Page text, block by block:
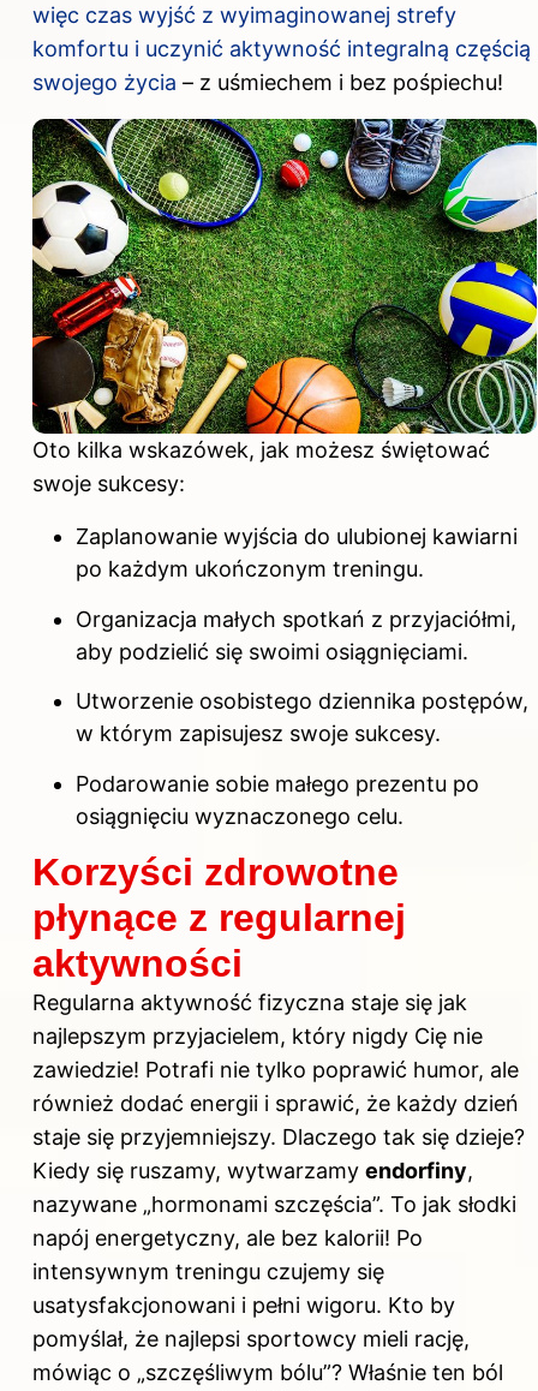
więc czas wyjść z wyimaginowanej strefy
komfortu i uczynić aktywność integralną częścią
swojego życia – z uśmiechem i bez pośpiechu!
Oto kilka wskazówek, jak możesz świętować
swoje sukcesy:
Zaplanowanie wyjścia do ulubionej kawiarni
po każdym ukończonym treningu.
Organizacja małych spotkań z przyjaciółmi,
aby podzielić się swoimi osiągnięciami.
Utworzenie osobistego dziennika postępów,
w którym zapisujesz swoje sukcesy.
Podarowanie sobie małego prezentu po
osiągnięciu wyznaczonego celu.
Korzyści zdrowotne
płynące z regularnej
aktywności
Regularna aktywność fizyczna staje się jak
najlepszym przyjacielem, który nigdy Cię nie
zawiedzie! Potrafi nie tylko poprawić humor, ale
również dodać energii i sprawić, że każdy dzień
staje się przyjemniejszy. Dlaczego tak się dzieje?
Kiedy się ruszamy, wytwarzamy endorfiny,
nazywane „hormonami szczęścia”. To jak słodki
napój energetyczny, ale bez kalorii! Po
intensywnym treningu czujemy się
usatysfakcjonowani i pełni wigoru. Kto by
pomyślał, że najlepsi sportowcy mieli rację,
mówiąc o „szczęśliwym bólu”? Właśnie ten ból